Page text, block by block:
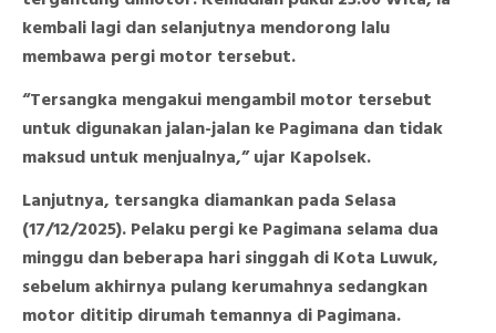
kembali lagi dan selanjutnya mendorong lalu
membawa pergi motor tersebut.
“Tersangka mengakui mengambil motor tersebut
untuk digunakan jalan-jalan ke Pagimana dan tidak
maksud untuk menjualnya,” ujar Kapolsek.
Lanjutnya, tersangka diamankan pada Selasa
(17/12/2025). Pelaku pergi ke Pagimana selama dua
minggu dan beberapa hari singgah di Kota Luwuk,
sebelum akhirnya pulang kerumahnya sedangkan
motor dititip dirumah temannya di Pagimana.